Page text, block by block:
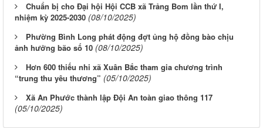
Chuẩn bị cho Đại hội Hội CCB xã Trảng Bom lần thứ I,
nhiệm kỳ 2025-2030 (08/10/2025)
Phường Bình Long phát động đợt ủng hộ đồng bào chịu
ảnh hưởng bão số 10 (08/10/2025)
Hơn 600 thiếu nhi xã Xuân Bắc tham gia chương trình
“trung thu yêu thương” (05/10/2025)
Xã An Phước thành lập Đội An toàn giao thông 117
(05/10/2025)
Từ ngày 03/8/2026 đến ngày 09/8/2026